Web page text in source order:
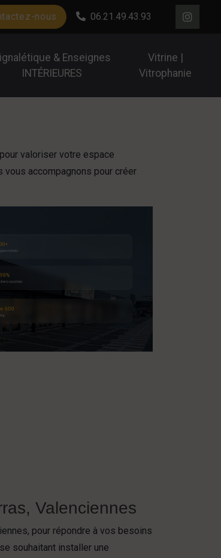
nous 06.21.49.43.93
& Enseignes
INTÉRIEURES
Vitrine |
Vitrophanie
valoriser votre espace
vous accompagnons pour créer
Valenciennes
pour répondre à vos besoins
souhaitant installer une